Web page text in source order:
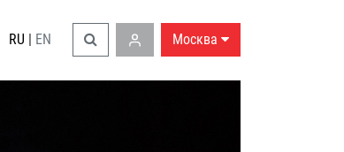
Москва
RU | EN